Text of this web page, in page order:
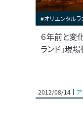
#オリエンタル
６年前と変
ランド」現
2012/08/14